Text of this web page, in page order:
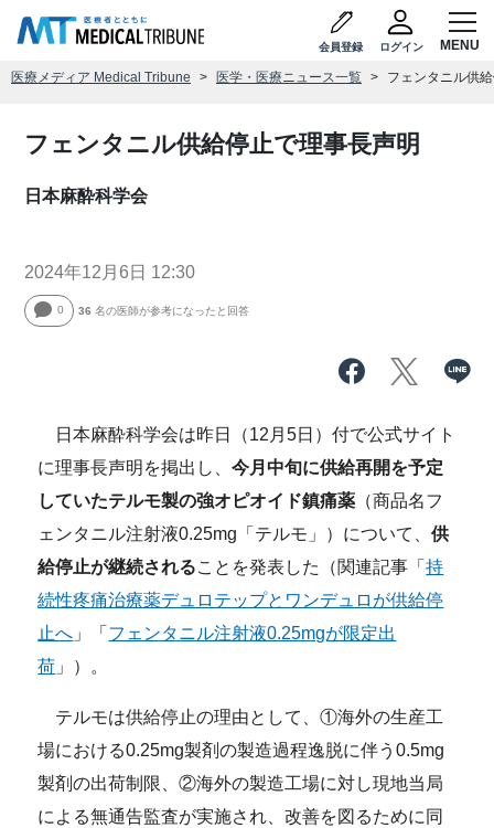
会員登録 ログイン
医療メディア Medical Tribune 医学・医療ニュース一覧 フェンタニル供
フェンタニル供給停止で理事長声明
日本麻酔科学会
2024年12月6日 12:30
0 36 名の医師が参考になったと回答
日本麻酔科学会は昨日（12月5日）付で公式サイト
に理事長声明を掲出し、今月中旬に供給再開を予定
していたテルモ製の強オピオイド鎮痛薬 （商品名フ
ェンタニル注射液0.25mg「テルモ」）について、供
給停止が継続されることを発表した（関連記事「持
続性疼痛治療薬デュロテップとワンデュロが供給停
止へ 」「 フェンタニル注射液0.25mgが限定出
荷 」）。
テルモは供給停止の理由として、①海外の生産工
場における0.25mg製剤の製造過程逸脱に伴う0.5mg
製剤の出荷制限、②海外の製造工場に対し現地当局
による無通告監査が実施され、改善を図るために同